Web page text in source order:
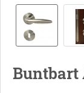
Buntbart